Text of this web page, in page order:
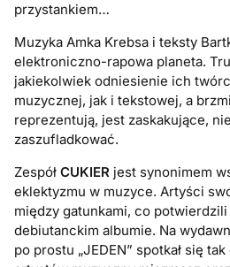
przystankiem…
Muzyka Amka Krebsa i teksty
elektroniczno-rapowa planeta.
jakiekolwiek odniesienie ich
muzycznej, jak i tekstowej, a
reprezentują, jest zaskakujące,
zaszufladkować.
ZespółCUKIER jest synonimem
eklektyzmu w muzyce. Artyści
między gatunkami, co
debiutanckim albumie. Na
po prostu „JEDEN” spotkał się